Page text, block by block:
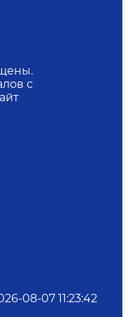
с
08-07 11:23:42